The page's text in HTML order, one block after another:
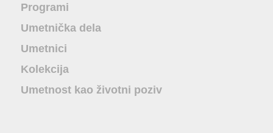
Programi
Umetnička dela
Umetnici
Kolekcija
Umetnost kao životni poziv